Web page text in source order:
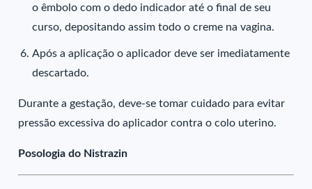
o êmbolo com o dedo indicador até o final de seu
curso, depositando assim todo o creme na vagina.
Após a aplicação o aplicador deve ser imediatamente
descartado.
Durante a gestação, deve-se tomar cuidado para evitar
pressão excessiva do aplicador contra o colo uterino.
Posologia do Nistrazin